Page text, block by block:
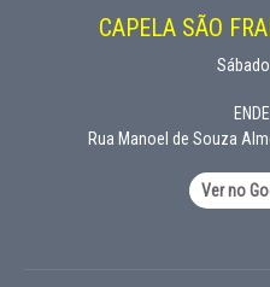
CAPELA SÃO
Rua Manoel de Souza
Ver no